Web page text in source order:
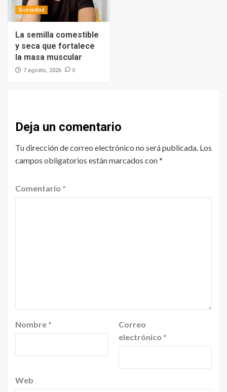
Sociedad
La semilla comestible
y seca que fortalece
la masa muscular
7 agosto, 2026 0
Deja un comentario
Tu dirección de correo electrónico no será publicada. Los
campos obligatorios están marcados con*
Comentario *
Nombre *
Correo
electrónico *
Web